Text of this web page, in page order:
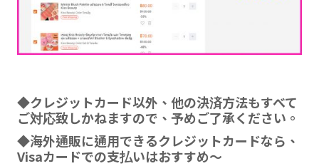
◆クレジットカード以外、他の決済方法もすべて
ご対応致しかねますので、予めご了承ください。
◆海外通販に通用できるクレジットカードなら、
Visaカードでの支払いはおすすめ～